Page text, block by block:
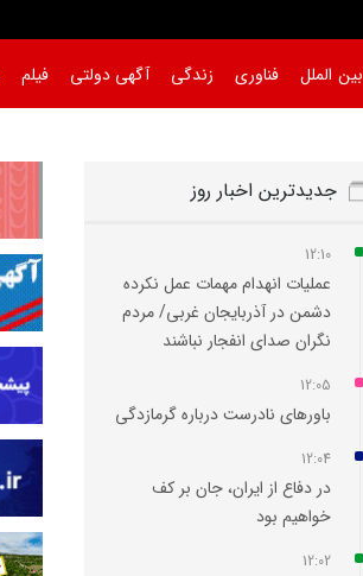
بین الملل فناوری زندگی آگهی دولتی فیلم
جدیدترین اخبار روز
12:10
عملیات انهدام مهمات عمل نکرده
دشمن در آذربایجان‌ غربی/ مردم
نگران صدای انفجار نباشند
12:05
باورهای نادرست درباره گرمازدگی
12:04
در دفاع از ایران، جان بر کف
خواهیم بود
12:02